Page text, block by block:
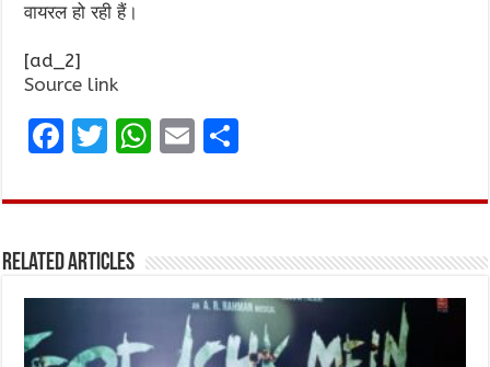
वायरल हो रही हैं।
[ad_2]
Source link
F
ce
o
o
k
T
it
r
W
at
A
p
p
E
ai ar
Related Articles